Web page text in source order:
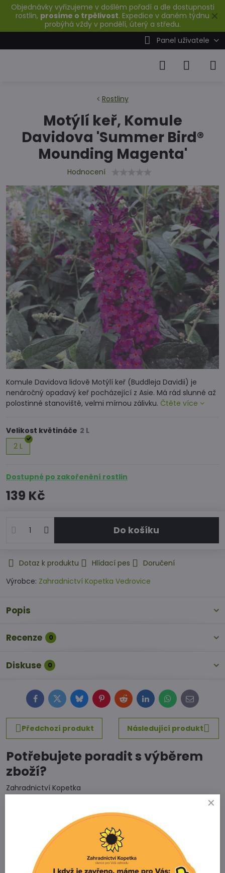
✕
Objednávky vyřizujeme v došlém pořadí a dle dostupnosti
rostlin, prosíme o trpělivost. Expedice v daném týdnu
probýhá vždy v pondělí, úterý a středu.
Panel uživatele
Rostliny
Motýlí keř, Komule
Davidova 'Summer Bird®
Mounding Magenta'
Hodnocení
Komule Davidova lidově Motýlí keř (Buddleja Davidii) je
nenáročný opadavý keř pocházející z Asie. Má rád slunné až
polostinné stanoviště, velmi mírnou zálivku. Čtěte více
Velikost květináče
2 L
Dostupné po zakořenění rostlin
139 Kč
Do košíku
Dotaz k produktu Hlídací pes
Doručení
Výrobce: Zahradnictví Kopetka Vedrovice
Popis
Recenze 0
Diskuse 0
FacebookTwitterBlueskyPinterestRedditLinkedInWhatsApp
E-
mail
Předchozí produkt
Následující produkt
Potřebujete poradit s výběrem
zboží?
Zahradnictví Kopetka
Telefon
+420 731 103 985
Prodejna
+420 607 042 662